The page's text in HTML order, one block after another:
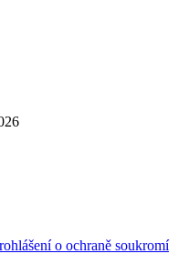
o ochraně soukromí